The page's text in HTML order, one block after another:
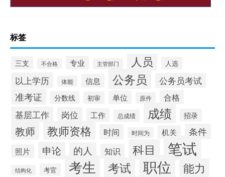
标签
三支 不合格 专业 主管部门 人员 人选
以上学历 体能 信息 公务员 公务员考试
准考证 分数线 初审 单位 原件 合格
基层工作 岗位 工作 总成绩 成绩 招录
教师 教师资格 时间 时间为 机关 条件
照片 申论 的人 知识 科目 笔试
结构化 考官 考生 考试 职位 能力